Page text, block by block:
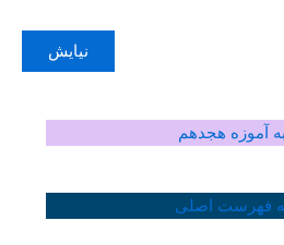
نیایش
آموزه هجدهم
فهرست اصلی